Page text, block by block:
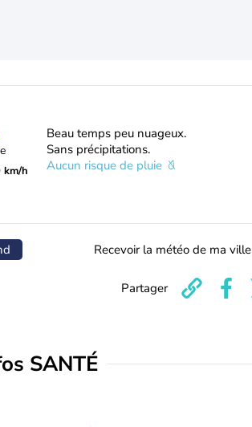
km/h
Beau temps peu nuageux.
Sans précipitations.
Aucun risque de pluie
Recevoir la météo de ma ville
Partager
SANTÉ